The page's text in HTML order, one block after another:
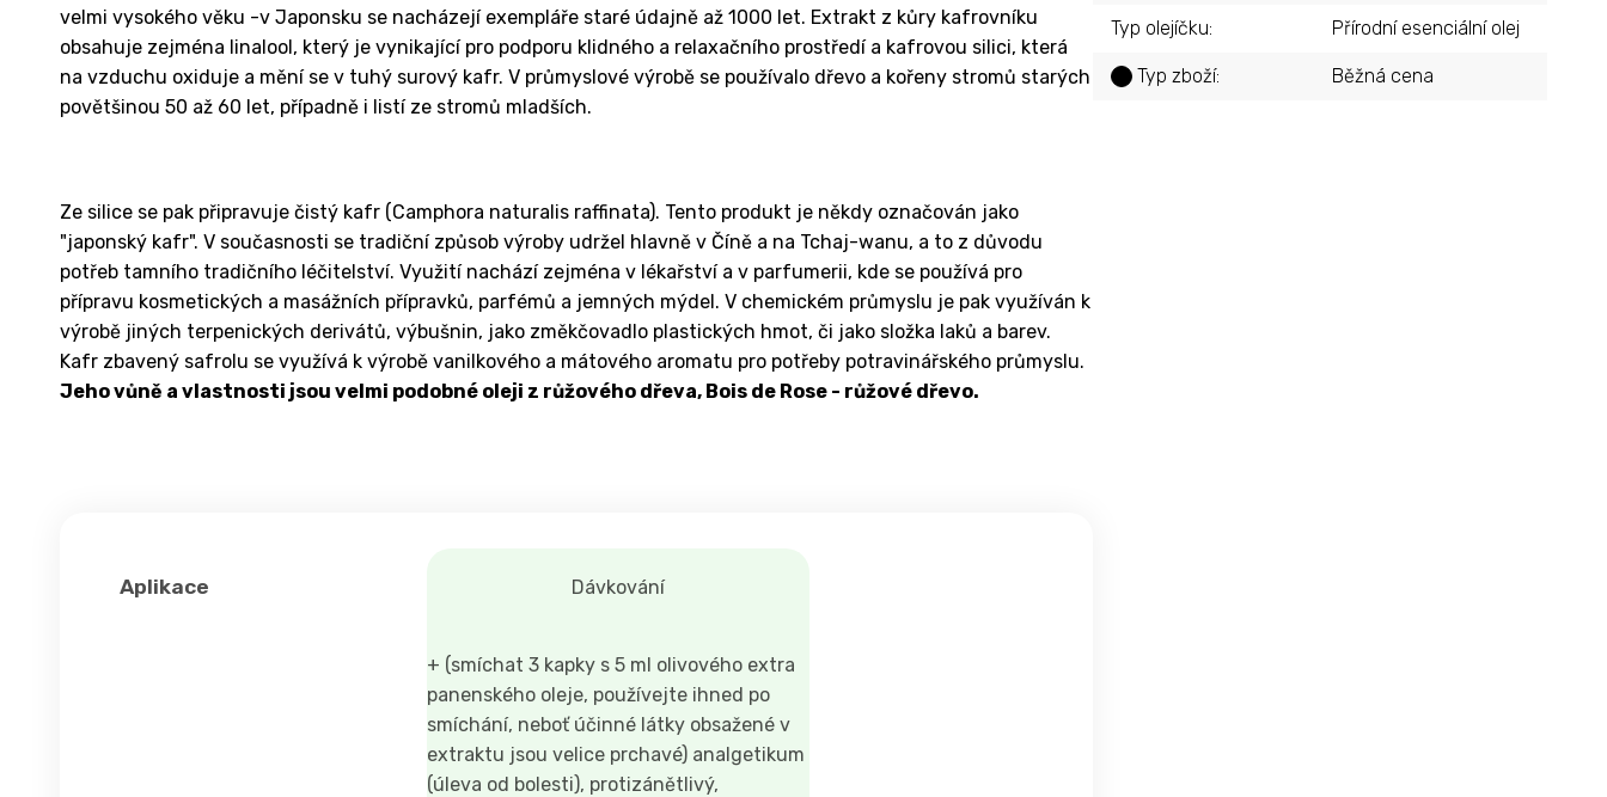
velmi vysokého věku -v Japonsku se nacházejí exempláře staré údajně až 1000 let. Extrakt z kůry kafrovníku
obsahuje zejména linalool, který je vynikající pro podporu klidného a relaxačního prostředí a kafrovou silici, která
na vzduchu oxiduje a mění se v tuhý surový kafr. V průmyslové výrobě se používalo dřevo a kořeny stromů starých
povětšinou 50 až 60 let, případně i listí ze stromů mladších.
Ze silice se pak připravuje čistý kafr (Camphora naturalis raffinata). Tento produkt je někdy označován jako
"japonský kafr". V současnosti se tradiční způsob výroby udržel hlavně v Číně a na Tchaj-wanu, a to z důvodu
potřeb tamního tradičního léčitelství. Využití nachází zejména v lékařství a v parfumerii, kde se používá pro
přípravu kosmetických a masážních přípravků, parfémů a jemných mýdel. V chemickém průmyslu je pak využíván k
výrobě jiných terpenických derivátů, výbušnin, jako změkčovadlo plastických hmot, či jako složka laků a barev.
Kafr zbavený safrolu se využívá k výrobě vanilkového a mátového aromatu pro potřeby potravinářského průmyslu.
Jeho vůně a vlastnosti jsou velmi podobné oleji z růžového dřeva, Bois de Rose - růžové dřevo.
Aplikace Dávkování
+ (smíchat 3 kapky s 5 ml olivového extra
panenského oleje, používejte ihned po
smíchání, neboť účinné látky obsažené v
extraktu jsou velice prchavé) analgetikum
(úleva od bolesti), protizánětlivý,
Typ olejíčku: Přírodní esenciální olej
Typ zboží: Běžná cena